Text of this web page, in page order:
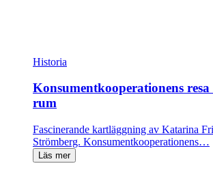
Historia
Konsument­kooperationens
rum
Fascinerande kartläggning av Katarina
Strömberg. Konsument­koopera­tionens…
Läs mer